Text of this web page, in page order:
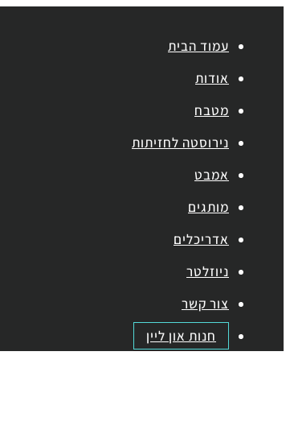
עמוד הבית
אודות
מטבח
נירוסטה לחזיתות
אמבט
מותגים
אדריכלים
ניוזלטר
צור קשר
חנות און ליין